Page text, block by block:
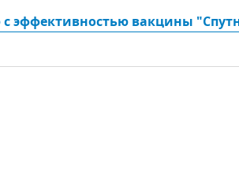
эффективностью вакцины